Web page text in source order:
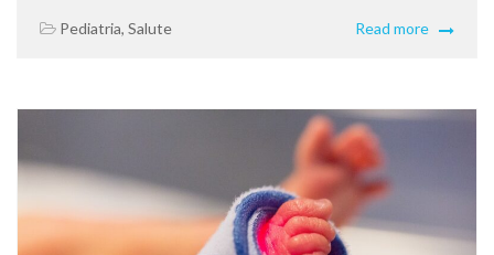
Pediatria, Salute Read more